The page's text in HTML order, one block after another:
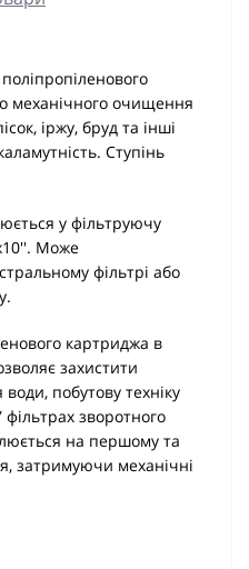
механічного очищення
іржу, бруд та інші
Ступінь
у фільтруючу
Може
фільтрі або
картриджа в
захистити
побутову техніку
зворотного
на першому та
затримуючи механічні